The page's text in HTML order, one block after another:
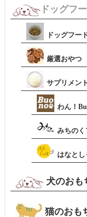
ドッグフ
ドッグフー
厳選おやつ
サプリメント
わん！
みちのく
はなとし
犬のおも
猫のおも